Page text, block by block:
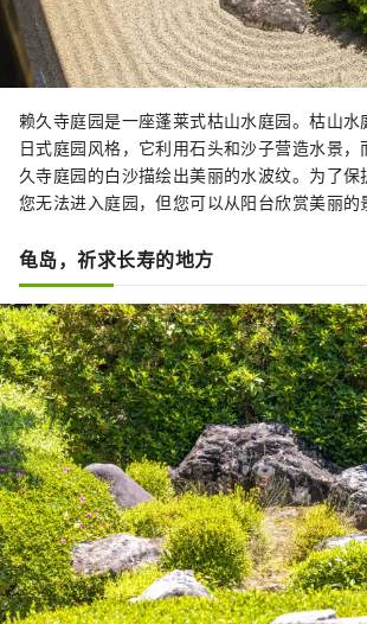
赖久寺庭园是一座蓬莱式枯山水庭园。枯山水
日式庭园风格，它利用石头和沙子营造水景，
久寺庭园的白沙描绘出美丽的水波纹。为了保
您无法进入庭园，但您可以从阳台欣赏美丽的
龟岛，祈求长寿的地方